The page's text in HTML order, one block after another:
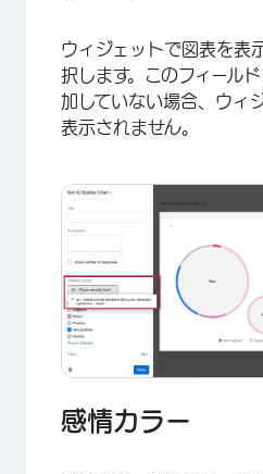
ウィジェットで図表を表
択します。このフィール
加していない場合、ウィ
表示されません。
感情カラー